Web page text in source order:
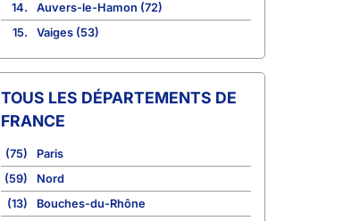
14.
Auvers-le-Hamon (72)
15.
Vaiges (53)
TOUS LES DÉPARTEMENTS DE
FRANCE
(75)
Paris
(59)
Nord
(13)
Bouches-du-Rhône